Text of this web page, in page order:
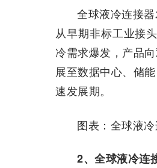
全球液冷连接
从早期非标工业接
冷需求爆发，产品
展至数据中心、储
速发展期。
图表：全球液
2、全球液冷连